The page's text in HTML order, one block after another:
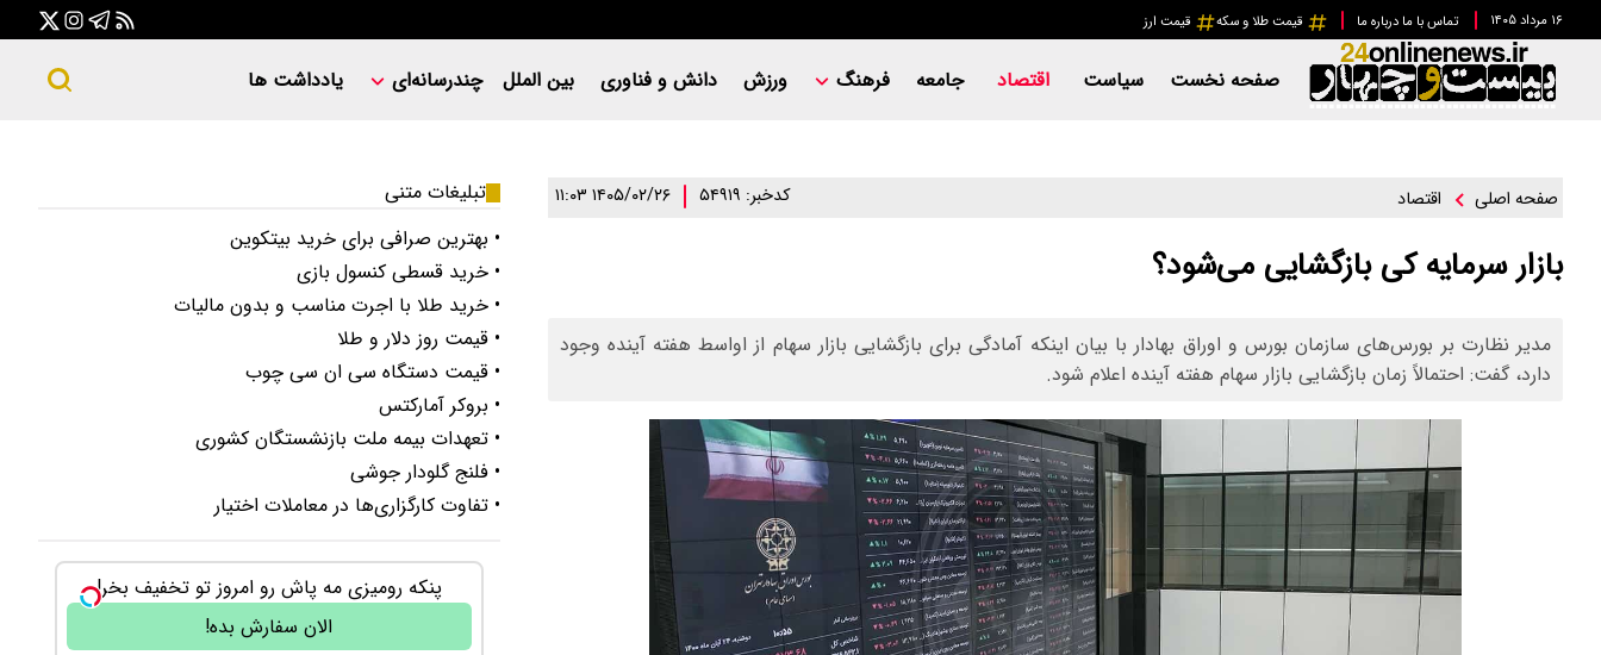
۱۶ مرداد ۱۴۰۵ تماس با ما درباره ما قیمت طلا و سکه قیمت ارز
صفحه نخست سیاست اقتصاد جامعه فرهنگ ورزش دانش و فناوری بین الملل چندرسانه‌ای یادداشت ها
صفحه اصلی اقتصاد کدخبر: ۵۴۹۱۹ ۱۴۰۵/۰۲/۲۶ ۱۱:۰۳
بازار سرمایه کی بازگشایی می‌شود؟
مدیر نظارت بر بورس‌های سازمان بورس و اوراق بهادار با بیان اینکه آمادگی برای بازگشایی بازار سهام از اواسط هفته آینده وجود
دارد، گفت: احتمالاً زمان بازگشایی بازار سهام هفته آینده اعلام شود.
تبلیغات متنی
• بهترین صرافی برای خرید بیتکوین
• خرید قسطی کنسول بازی
• خرید طلا با اجرت مناسب و بدون مالیات
• قیمت روز دلار و طلا
• قیمت دستگاه سی ان سی چوب
• بروکر آمارکتس
• تعهدات بیمه ملت بازنشستگان کشوری
• فلنج گلودار جوشی
• تفاوت کارگزاری‌ها در معاملات اختیار
پنکه رومیزی مه پاش رو امروز تو تخفیف بخر!
الان سفارش بده!